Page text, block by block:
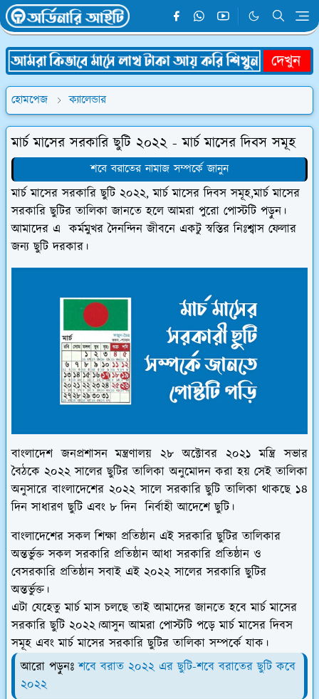
হোমপেজ ক্যালেন্ডার
মার্চ মাসের সরকারি ছুটি ২০২২ - মার্চ মাসের দিবস সমূহ
শবে বরাতের নামাজ সম্পর্কে জানুন
মার্চ মাসের সরকারি ছুটি ২০২২, মার্চ মাসের দিবস সমূহ,মার্চ মাসের
সরকারি ছুটির তালিকা জানতে হলে আমরা পুরো পোস্টটি পড়ুন।
আমাদের এ কর্মমুখর দৈনন্দিন জীবনে একটু স্বস্তির নিঃশ্বাস ফেলার
জন্য ছুটি দরকার।
বাংলাদেশ জনপ্রশাসন মন্ত্রণালয় ২৮ অক্টোবর ২০২১ মন্ত্রি সভার
বৈঠকে ২০২২ সালের ছুটির তালিকা অনুমোদন করা হয় সেই তালিকা
অনুসারে বাংলাদেশের ২০২২ সালে সরকারি ছুটি তালিকা থাকছে ১৪
দিন সাধারণ ছুটি এবং ৮ দিন নির্বাহী আদেশে ছুটি।
বাংলাদেশের সকল শিক্ষা প্রতিষ্ঠান এই সরকারি ছুটির তালিকার
অন্তর্ভুক্ত সকল সরকারি প্রতিষ্ঠান আধা সরকারি প্রতিষ্ঠান ও
বেসরকারি প্রতিষ্ঠান সবাই এই ২০২২ সালের সরকারি ছুটির
অন্তর্ভুক্ত।
এটা যেহেতু মার্চ মাস চলছে তাই আমাদের জানতে হবে মার্চ মাসের
সরকারি ছুটি ২০২২।আসুন আমরা পোস্টটি পড়ে মার্চ মাসের দিবস
সমূহ এবং মার্চ মাসের সরকারি ছুটির তালিকা সম্পর্কে যাক।
আরো পড়ুনঃশবে বরাত ২০২২ এর ছুটি-শবে বরাতের ছুটি কবে
২০২২